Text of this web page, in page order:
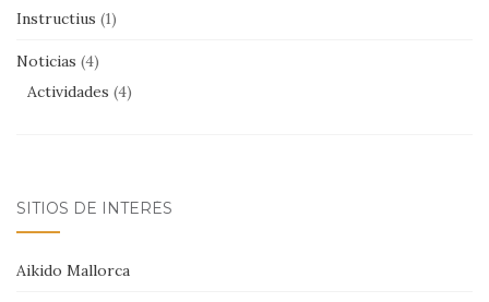
Instructius (1)
Noticias (4)
Actividades (4)
SITIOS DE INTERÉS
Aikido Mallorca